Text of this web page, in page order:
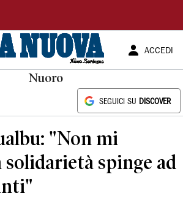
ACCEDI
Nuoro
SEGUICI SU DISCOVER
"Non mi
solidarietà spinge ad